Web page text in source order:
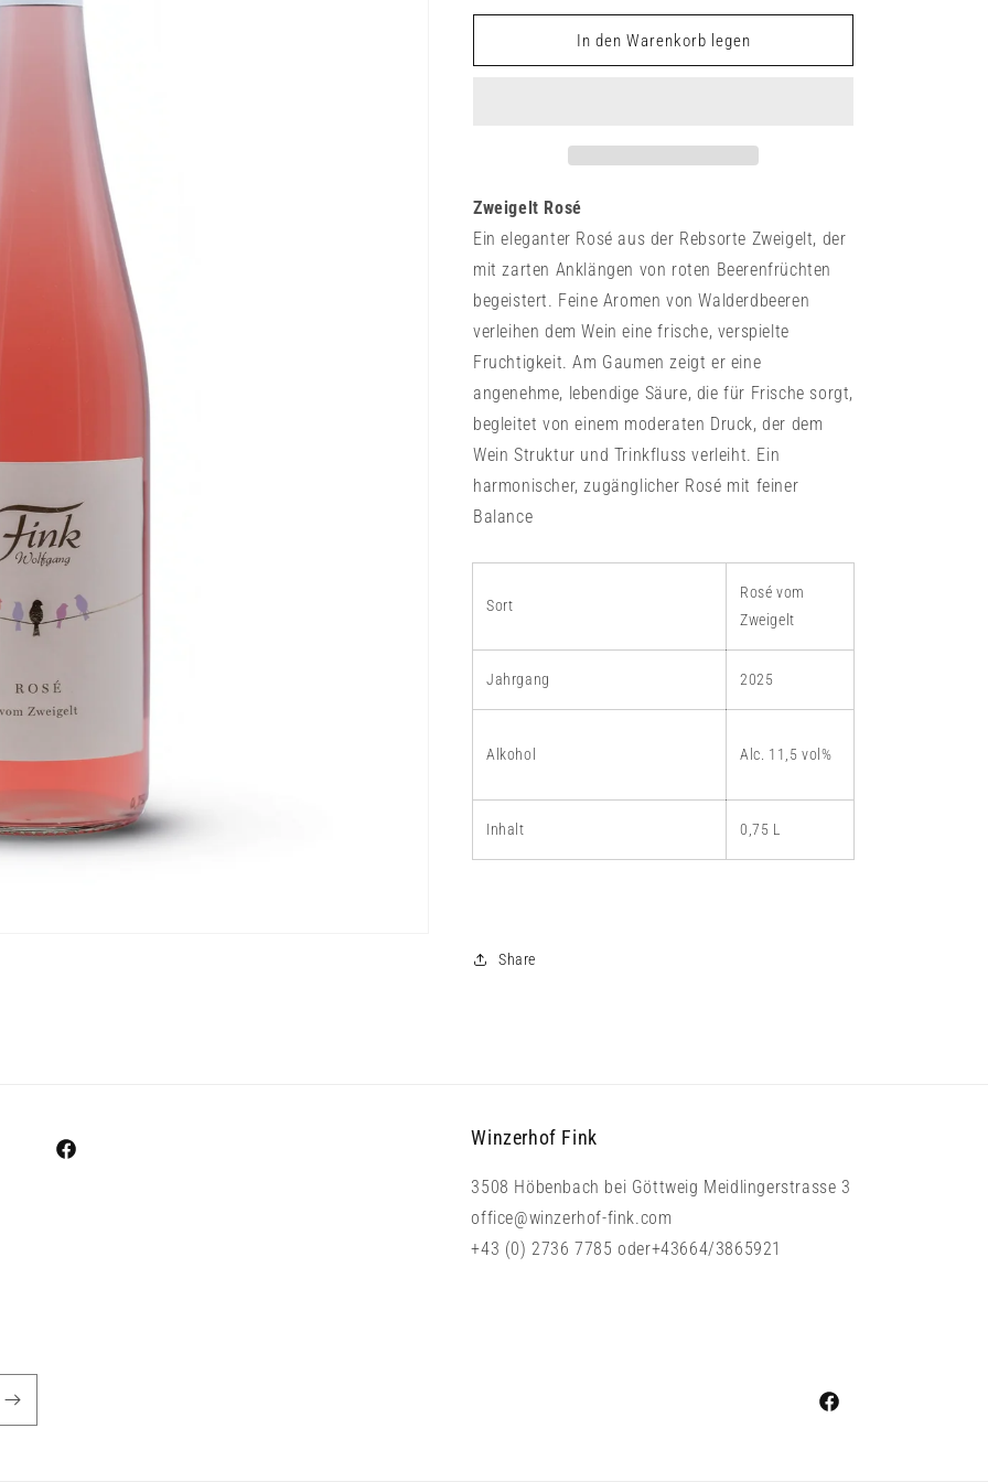
Menge
Rosé
Menge
für
Rosé
In den Warenkorb legen
Zweigelt Rosé
Ein eleganter Rosé aus der Rebsorte Zweigelt, der
mit zarten Anklängen von roten Beerenfrüchten
begeistert. Feine Aromen von Walderdbeeren
verleihen dem Wein eine frische, verspielte
Fruchtigkeit. Am Gaumen zeigt er eine
angenehme, lebendige Säure, die für Frische sorgt,
begleitet von einem moderaten Druck, der dem
Wein Struktur und Trinkfluss verleiht. Ein
harmonischer, zugänglicher Rosé mit feiner
Balance
Sort
Rosé vom
Zweigelt
Jahrgang 2025
Alkohol Alc. 11,5 vol%
Inhalt 0,75 L
Share
Facebook
Winzerhof Fink
3508 Höbenbach bei Göttweig Meidlingerstrasse 3
office@winzerhof-fink.com
+43 (0) 2736 7785 oder+43664/3865921
Facebook